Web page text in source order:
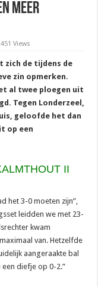
meer
Views
zich de tijdens de
zin opmerken.
al twee ploegen uit
Tegen Londerzeel,
geloofde het dan
op een
II
het 3-0 moeten zijn”,
leidden we met 23-
kwam
van. Hetzelfde
aangeraakte bal
diefje op 0-2.”